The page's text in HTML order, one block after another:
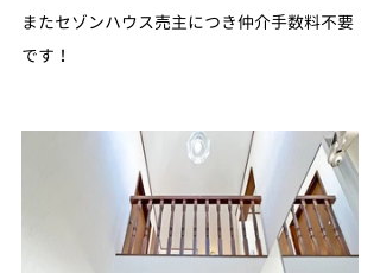
またセゾンハウス売主につき仲介手数料不要
です！